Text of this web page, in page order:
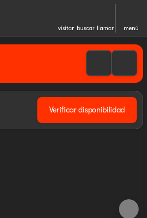
visitar buscar llamar menú
Verificar disponibilidad